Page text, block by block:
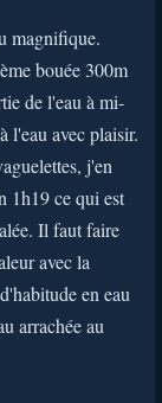
magnifique.
bouée 300m
de l'eau à mi-
l'eau avec plaisir.
j'en
1h19 ce qui est
Il faut faire
avec la
en eau
arrachée au